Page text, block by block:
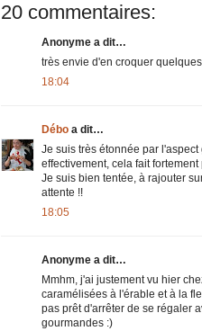
20 commentaires:
Anonyme a dit…
très envie d'en croquer
18:04
Débo a dit…
Je suis très étonnée par
effectivement, cela fait
Je suis bien tentée, à rajouter
attente !!
18:05
Anonyme a dit…
Mmhm, j'ai justement vu hier
caramélisées à l'érable et à la
pas prêt d'arrêter de se régaler
gourmandes :)